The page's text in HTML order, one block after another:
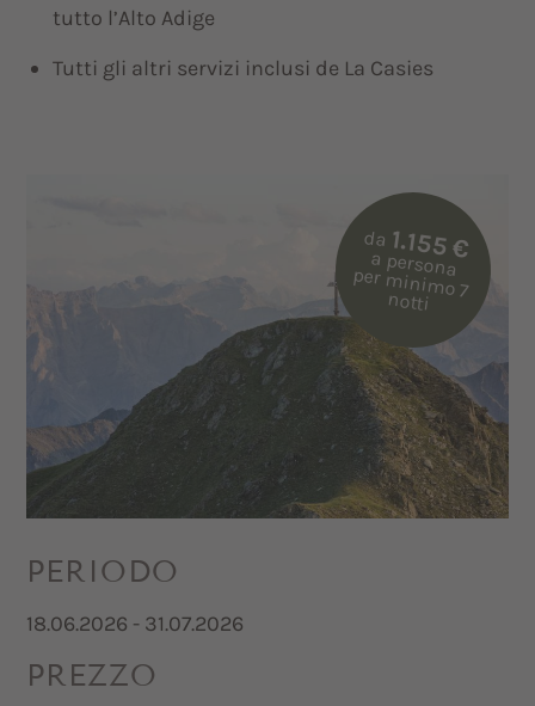
tutto l’Alto Adige
Tutti gli altri servizi inclusi de La Casies
da 1.155 €
a persona
per m
inim
o 7
notti
PERIODO
18.06.2026 - 31.07.2026
PREZZO